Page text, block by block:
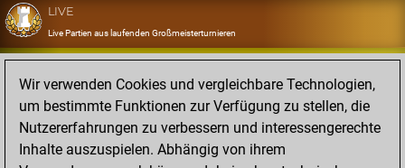
LIVE
Live Partien aus laufenden Großmeisterturnieren
OPENINGS
Erfassen und Üben Sie Ihr Eröffnungsrepertoire
DATABASE
Acht Millionen starke Partien
Wir verwenden Cookies und vergleichbare Technologien,
um bestimmte Funktionen zur Verfügung zu stellen, die
Nutzererfahrungen zu verbessern und interessengerechte
Inhalte auszuspielen. Abhängig von ihrem